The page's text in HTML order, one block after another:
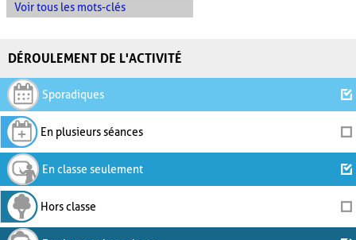
Voir tous les mots-clés
DÉROULEMENT DE L'ACTIVITÉ
Sporadiques
En plusieurs séances
En classe seulement
Hors classe